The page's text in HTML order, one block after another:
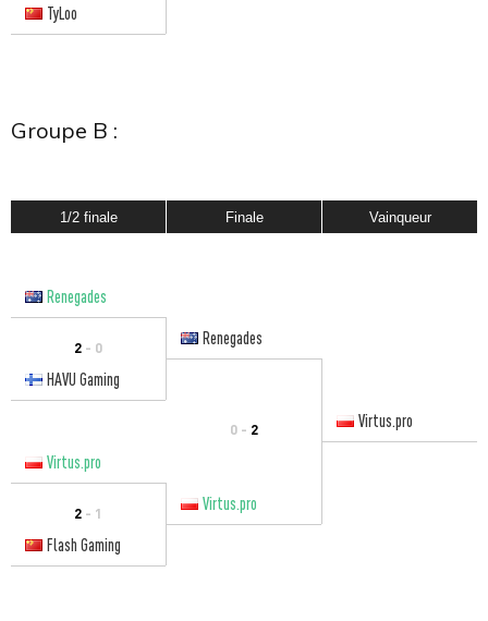
TyLoo
Groupe B :
1/2 finale Finale Vainqueur
Renegades
2 - 0
Renegades
HAVU Gaming
0 - 2
Virtus.pro
Virtus.pro
2 - 1
Virtus.pro
Flash Gaming